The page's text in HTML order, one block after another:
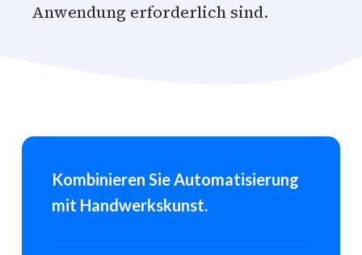
Anwendung erforderlich sind.
Kombinieren Sie Automatisierung
mit Handwerkskunst.